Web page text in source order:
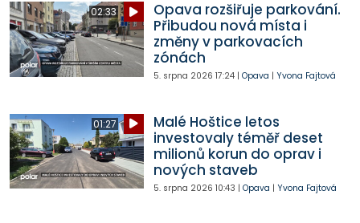
02:33
Opava rozšiřuje parkování.
Přibudou nová místa i
změny v parkovacích
zónách
5. srpna 2026 17:24| Opava | Yvona Fajtová
01:27
Malé Hoštice letos
investovaly téměř deset
milionů korun do oprav i
nových staveb
5. srpna 2026 10:43 | Opava | Yvona Fajtová